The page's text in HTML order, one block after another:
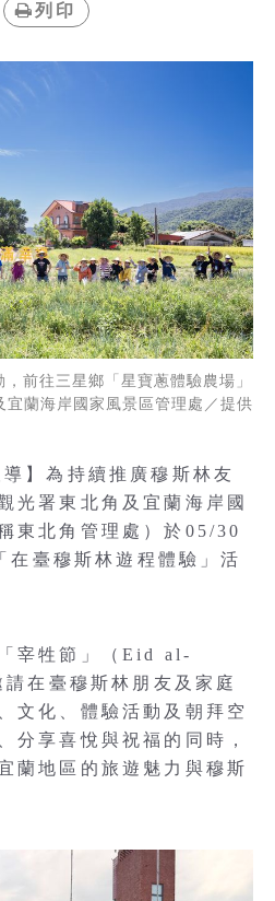
列印
前往三星鄉「星寶蔥體驗農場」
蘭海岸國家風景區管理處／提供
】為持續推廣穆斯林友
光署東北角及宜蘭海岸國
東北角管理處）於05/30
在臺穆斯林遊程體驗」活
宰牲節」（Eid al-
在臺穆斯林朋友及家庭
文化、體驗活動及朝拜空
分享喜悅與祝福的同時，
蘭地區的旅遊魅力與穆斯